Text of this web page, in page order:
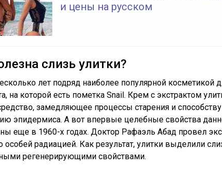
и цены на русском
слизь улитки?
лет подряд наиболее популярной косметикой
на которой есть пометка Snail. Крем с экстрактом
замедляющее процессы старения и
эпидермиса. А вот впервые целебные свойства
еще в 1960-х годах. Доктор Рафаэль Абад провел
особей радиацией. Как результат, улитки выделили
регенерирующими свойствами.